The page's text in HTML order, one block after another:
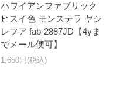
ハワイアンファブリック
ヒスイ色 モンステラ ヤシ
レフア fab-2887JD【4yま
でメール便可】
1,650円(税込)